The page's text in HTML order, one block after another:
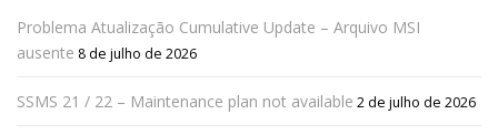
Problema Atualização Cumulative Update – Arquivo MSI
ausente 8 de julho de 2026
SSMS 21 / 22 – Maintenance plan not available 2 de julho de 2026